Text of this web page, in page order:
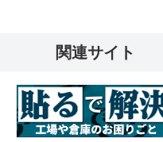
関連サイト